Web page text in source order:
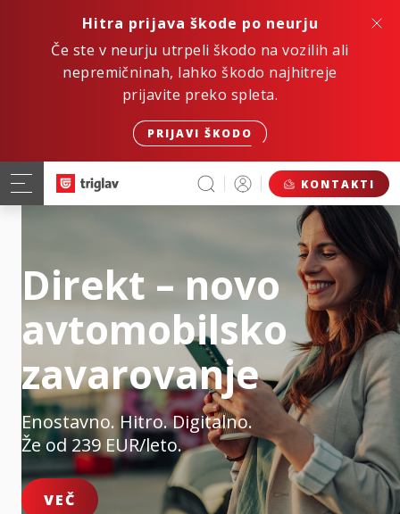
Hitra prijava škode po neurju
Če ste v neurju utrpeli škodo na vozilih ali
nepremičninah, lahko škodo najhitreje
prijavite preko spleta.
PRIJAVI ŠKODO
KONTAKTI
Direkt – novo
avtomobilsko
zavarovanje
Enostavno. Hitro. Digitalno.
Že od 239 EUR/leto.
VEČ